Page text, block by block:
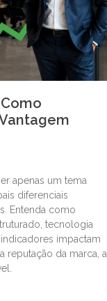
apenas um tema
diferenciais
Entenda como
tecnologia
impactam
reputação da marca, a